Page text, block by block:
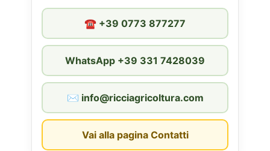
☎︎ +39 0773 877277
WhatsApp +39 331 7428039
✉︎ info@ricciagricoltura.com
Vai alla pagina Contatti